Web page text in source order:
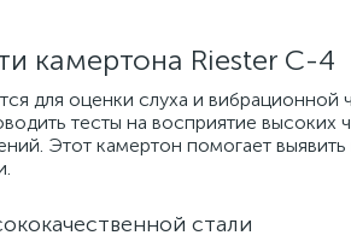
камертона Riester С-4
для оценки слуха и вибрационной
тесты на восприятие высоких
Этот камертон помогает
стали